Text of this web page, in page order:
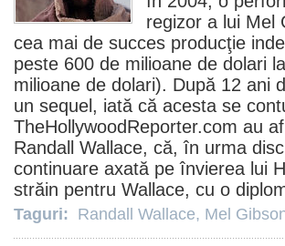
regizor a lui Mel
cea mai de succes producţie
peste 600 de milioane de dolari
milioane de dolari). După 12 ani
un sequel, iată că acesta se
TheHollywoodReporter.com au
Randall Wallace, că, în urma
continuare axată pe învierea lui
străin pentru Wallace, cu o
Taguri: Randall Wallace, Mel